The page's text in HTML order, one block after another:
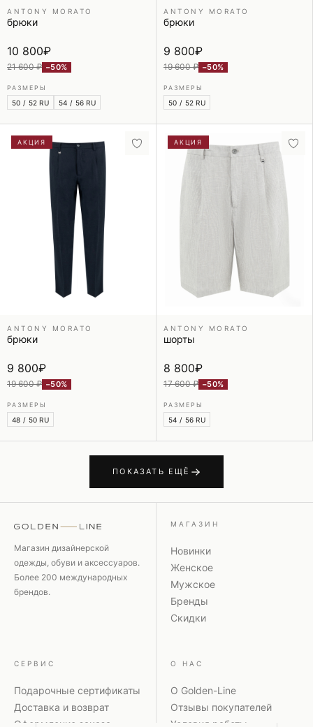
ANTONY MORATO
брюки
10 800₽
21 600 ₽ −50%
РАЗМЕРЫ
50 / 52 RU 54 / 56 RU
ANTONY MORATO
брюки
9 800₽
19 600 ₽ −50%
РАЗМЕРЫ
50 / 52 RU
АКЦИЯ
ANTONY MORATO
брюки
9 800₽
19 600 ₽ −50%
РАЗМЕРЫ
48 / 50 RU
АКЦИЯ
ANTONY MORATO
шорты
8 800₽
17 600 ₽ −50%
РАЗМЕРЫ
54 / 56 RU
ПОКАЗАТЬ ЕЩЁ
Магазин дизайнерской
одежды, обуви и аксессуаров.
Более 200 международных
брендов.
МАГАЗИН
Новинки
Женское
Мужское
Бренды
Скидки
СЕРВИС
Подарочные сертификаты
Доставка и возврат
Оформление заказа
О НАС
О Golden-Line
Отзывы покупателей
Условия работы